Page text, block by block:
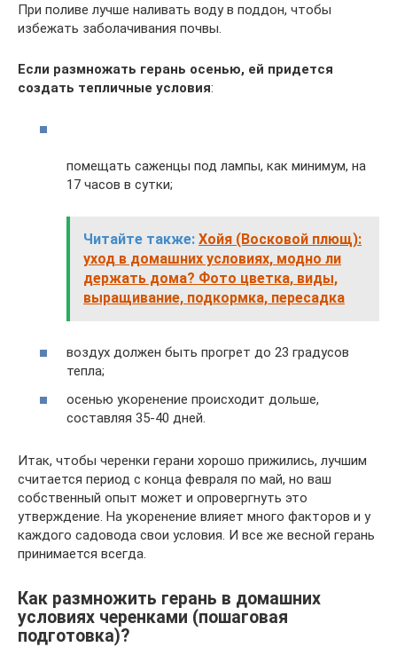
При поливе лучше наливать воду в поддон, чтобы
избежать заболачивания почвы.
Если размножать герань осенью, ей придется
создать тепличные условия:
помещать саженцы под лампы, как минимум, на
17 часов в сутки;
Читайте также: Хойя (Восковой плющ):
уход в домашних условиях, модно ли
держать дома? Фото цветка, виды,
выращивание, подкормка, пересадка
воздух должен быть прогрет до 23 градусов
тепла;
осенью укоренение происходит дольше,
составляя 35-40 дней.
Итак, чтобы черенки герани хорошо прижились, лучшим
считается период с конца февраля по май, но ваш
собственный опыт может и опровергнуть это
утверждение. На укоренение влияет много факторов и у
каждого садовода свои условия. И все же весной герань
принимается всегда.
Как размножить герань в домашних
условиях черенками (пошаговая
подготовка)?